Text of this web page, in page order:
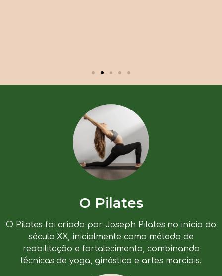
O Pilates
O Pilates foi criado por Joseph Pilates no início do
século XX, inicialmente como método de
reabilitação e fortalecimento, combinando
técnicas de yoga, ginástica e artes marciais.